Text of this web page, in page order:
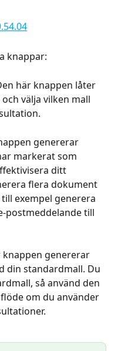
knappar:
här knappen låter
välja vilken mall
genererar
markerat som
ditt
flera dokument
exempel generera
postmeddelande till
knappen genererar
din standardmall. Du
så använd den
om du använder